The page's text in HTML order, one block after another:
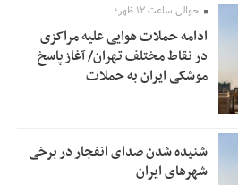
حوالی ساعت ۱۲ ظهر؛
ادامه حملات هوایی علیه مراکزی
در نقاط مختلف تهران/ آغاز پاسخ
موشکی ایران به حملات
شنیده شدن صدای انفجار در برخی
شهرهای ایران